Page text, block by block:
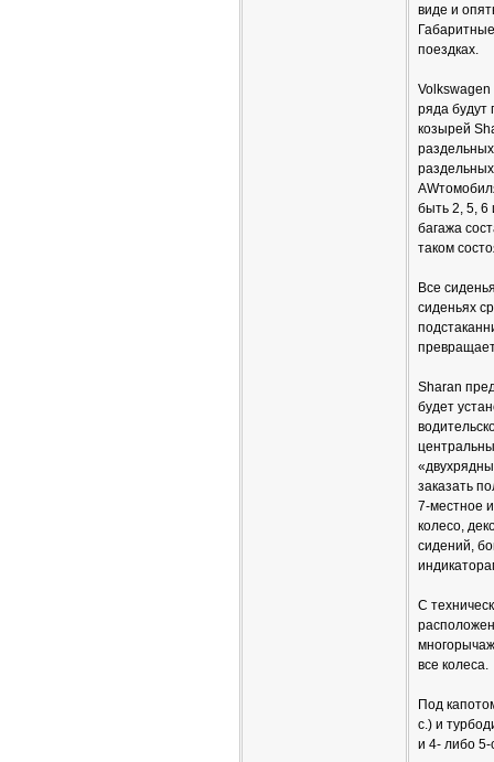
виде и
поездках.
Volkswagen
ряда будут
козырей
быть 2, 5, 6
багажа
таком
Все
сиденьях
Sharan
будет
заказать
7-местное
колесо,
сидений,
С
все колеса.
Под
с.) и
и 4- либо 5-